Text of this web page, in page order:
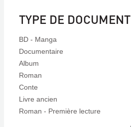
TYPE DE DOCUMENT
BD - Manga
Documentaire
Album
Roman
Conte
Livre ancien
Roman - Première lecture